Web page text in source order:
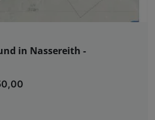
in Nassereith -